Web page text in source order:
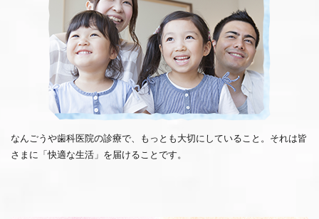
なんごうや歯科医院の診療で、もっとも大切にしていること。それは皆
さまに「快適な生活」を届けることです。